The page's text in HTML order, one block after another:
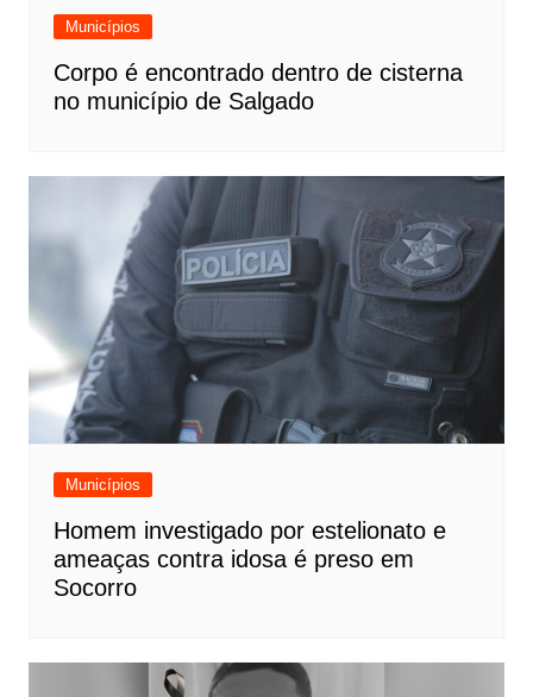
Municípios
Corpo é encontrado dentro de cisterna
no município de Salgado
Municípios
Homem investigado por estelionato e
ameaças contra idosa é preso em
Socorro